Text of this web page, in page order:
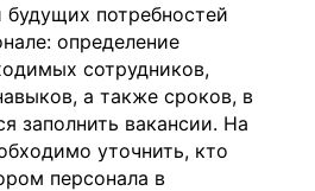
потребностей
определение
сотрудников,
а также сроков, в
заполнить вакансии. На
уточнить, кто
персонала в